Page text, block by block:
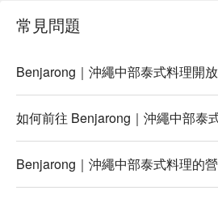
常見問題
Benjarong｜沖繩中部泰式料理開
如何前往 Benjarong｜沖繩中部泰
Benjarong｜沖繩中部泰式料理的